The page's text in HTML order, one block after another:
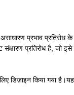
प्रभाव प्रतिरोध
प्रतिरोध है, जो
किया गया